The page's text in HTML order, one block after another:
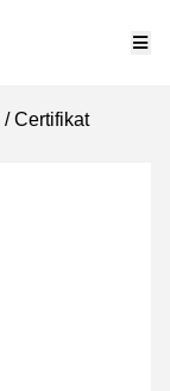
Certifikat